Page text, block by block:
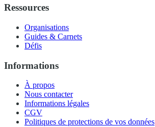
Ressources
Organisations
Guides & Carnets
Défis
Informations
À propos
Nous contacter
Informations légales
CGV
Politiques de protections de vos données